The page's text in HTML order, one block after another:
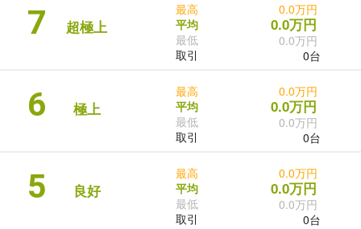
7 超極上
最高
平均
最低
取引
0.0万円
0.0万円
0.0万円
0台
6 極上
最高
平均
最低
取引
0.0万円
0.0万円
0.0万円
0台
5 良好
最高
平均
最低
取引
0.0万円
0.0万円
0.0万円
0台